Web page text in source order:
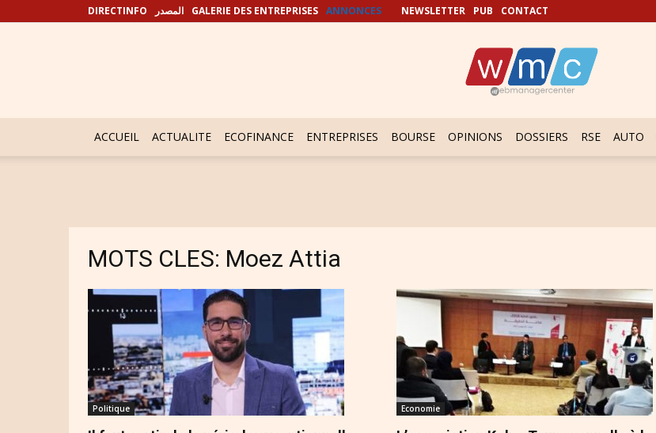
DIRECTINFO المصدر GALERIE DES ENTREPRISES ANNONCES NEWSLETTER PUB CONTACT
ACCUEIL ACTUALITE ECOFINANCE ENTREPRISES BOURSE OPINIONS DOSSIERS RSE AUTO
MOTS CLES: Moez Attia
Politique Economie